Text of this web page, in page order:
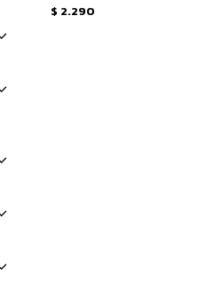
$ 2.290